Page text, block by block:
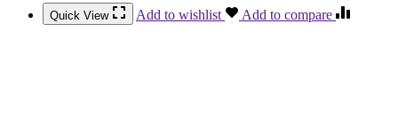
Quick View Add to wishlist Add to compare